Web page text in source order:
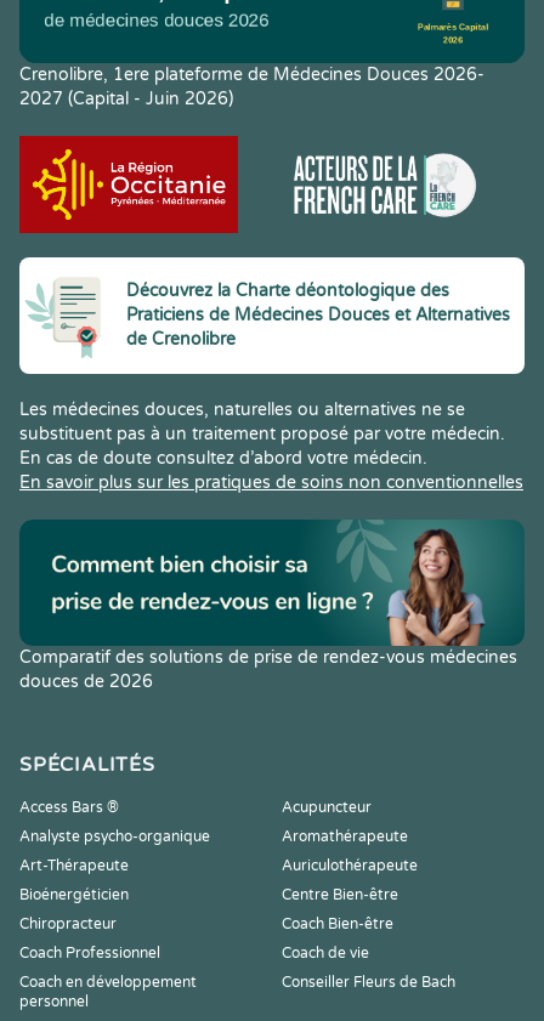
Crenolibre, 1ere plateforme de Médecines Douces 2026-
2027 (Capital - Juin 2026)
Découvrez la Charte déontologique des
Praticiens de Médecines Douces et Alternatives
de Crenolibre
Les médecines douces, naturelles ou alternatives ne se
substituent pas à un traitement proposé par votre médecin.
En cas de doute consultez d’abord votre médecin.
En savoir plus sur les pratiques de soins non conventionnelles
Comparatif des solutions de prise de rendez-vous médecines
douces de 2026
SPÉCIALITÉS
Access Bars ®
Acupuncteur
Analyste psycho-organique
Aromathérapeute
Art-Thérapeute
Auriculothérapeute
Bioénergéticien
Centre Bien-être
Chiropracteur
Coach Bien-être
Coach Professionnel
Coach de vie
Coach en développement
personnel
Conseiller Fleurs de Bach